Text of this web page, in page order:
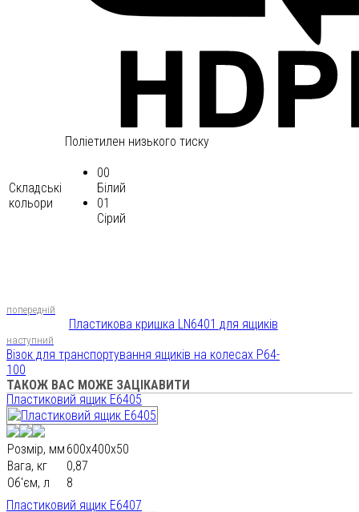
Поліетилен низького тиску
Складські
кольори
00
Білий
01
Сірий
попередній
Пластикова кришка LN6401 для ящиків
наступний
Візок для транспортування ящиків на колесах P64-
100
ТАКОЖ ВАС МОЖЕ ЗАЦІКАВИТИ
Пластиковий ящик E6405
Розмір, мм 600х400х50
Вага, кг
0,87
Об'єм, л
8
Пластиковий ящик E6407